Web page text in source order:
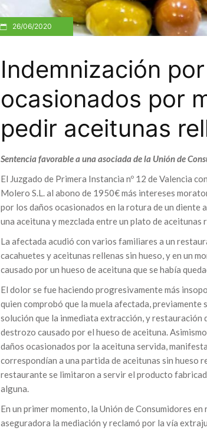
26/06/2020
Indemnización
ocasionados por
pedir aceitunas
Sentencia favorable a una asociada de la Unión de
El Juzgado de Primera Instancia nº 12 de Valencia
Molero S.L. al abono de 1950€ más intereses
por los daños ocasionados en la rotura de un diente
una aceituna y mezclada entre un plato de aceitunas
La afectada acudió con varios familiares a un
cacahuetes y aceitunas rellenas sin hueso, y en un
causado por un hueso de aceituna que se había
El dolor se fue haciendo progresivamente más
quien comprobó que la muela afectada,
solución que la inmediata extracción, y
destrozo causado por el hueso de aceituna.
daños ocasionados por la aceituna servida,
correspondían a una partida de aceitunas sin hueso
restaurante se limitaron a servir el producto
alguna.
En un primer momento, la Unión de Consumidores
aseguradora la mediación y reclamó por la vía